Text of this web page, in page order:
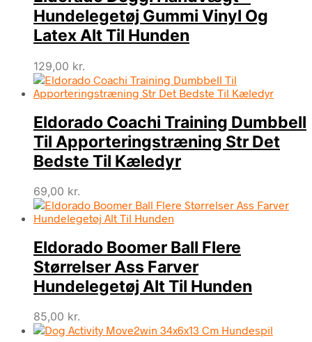
Hundelegetøj Gummi Vinyl Og
Latex Alt Til Hunden
129,00 kr.
Eldorado Coachi Training Dumbbell
Til Apporteringstræning Str Det
Bedste Til Kæledyr
69,00 kr.
Eldorado Boomer Ball Flere
Størrelser Ass Farver
Hundelegetøj Alt Til Hunden
85,00 kr.